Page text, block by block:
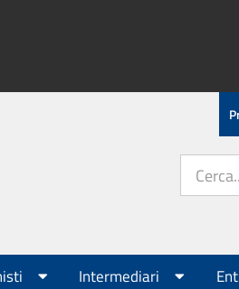
sito:
Intermediari